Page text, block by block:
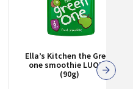
Ella’s Kitchen the Green
one smoothie LUOMU
(90g)